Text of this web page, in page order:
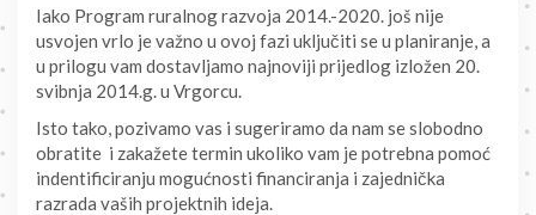
Iako Program ruralnog razvoja 2014.-2020. još nije
usvojen vrlo je važno u ovoj fazi uključiti se u planiranje, a
u prilogu vam dostavljamo najnoviji prijedlog izložen 20.
svibnja 2014.g. u Vrgorcu.
Isto tako, pozivamo vas i sugeriramo da nam se slobodno
obratite i zakažete termin ukoliko vam je potrebna pomoć
indentificiranju mogućnosti financiranja i zajednička
razrada vaših projektnih ideja.